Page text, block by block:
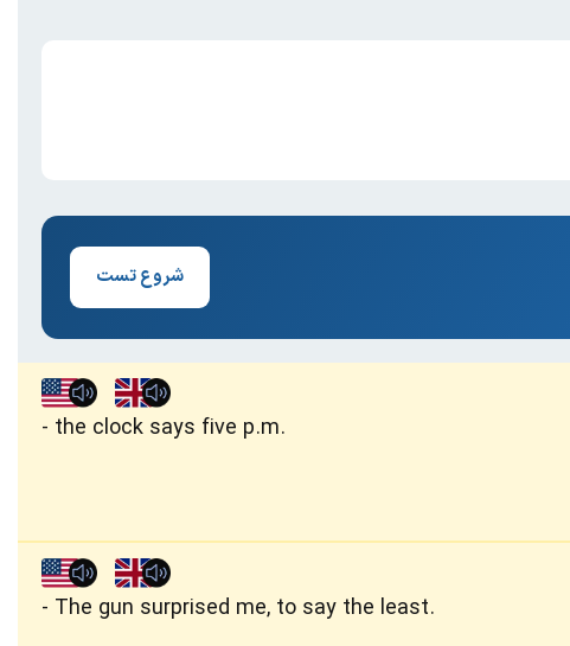
شروع تست
the clock says five p.m.
The gun surprised me, to say the least.